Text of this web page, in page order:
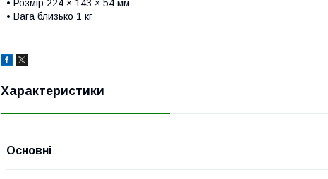
• Розмір 224 × 143 × 54 мм
• Вага близько 1 кг
Характеристики
Основні